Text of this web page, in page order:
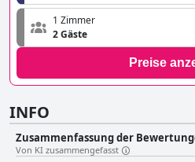
1 Zimmer
2 Gäste
Preise
INFO
Zusammenfassung der
Von KI zusammengefasst